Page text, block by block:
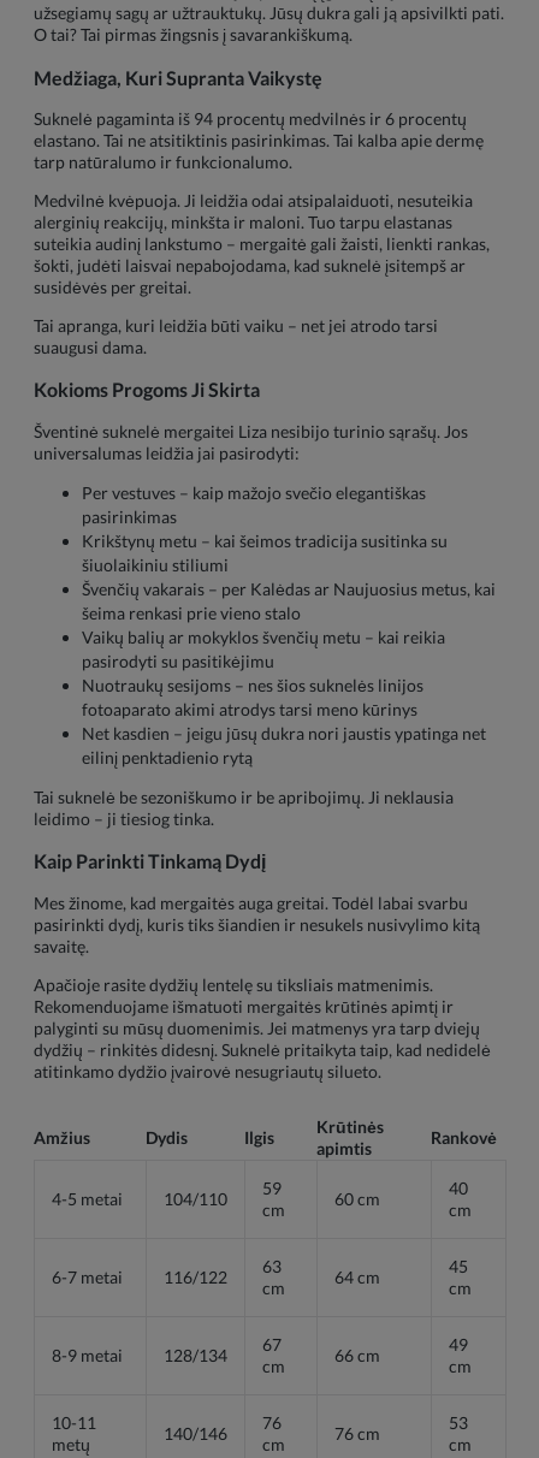
užsegiamų sagų ar užtrauktukų. Jūsų dukra gali ją apsivilkti pati.
O tai? Tai pirmas žingsnis į savarankiškumą.
Medžiaga, Kuri Supranta Vaikystę
Suknelė pagaminta iš 94 procentų medvilnės ir 6 procentų
elastano. Tai ne atsitiktinis pasirinkimas. Tai kalba apie dermę
tarp natūralumo ir funkcionalumo.
Medvilnė kvėpuoja. Ji leidžia odai atsipalaiduoti, nesuteikia
alerginių reakcijų, minkšta ir maloni. Tuo tarpu elastanas
suteikia audinį lankstumo – mergaitė gali žaisti, lienkti rankas,
šokti, judėti laisvai nepabojodama, kad suknelė įsitempš ar
susidėvės per greitai.
Tai apranga, kuri leidžia būti vaiku – net jei atrodo tarsi
suaugusi dama.
Kokioms Progoms Ji Skirta
Šventinė suknelė mergaitei Liza nesibijo turinio sąrašų. Jos
universalumas leidžia jai pasirodyti:
Per vestuves – kaip mažojo svečio elegantiškas
pasirinkimas
Krikštynų metu – kai šeimos tradicija susitinka su
šiuolaikiniu stiliumi
Švenčių vakarais – per Kalėdas ar Naujuosius metus, kai
šeima renkasi prie vieno stalo
Vaikų balių ar mokyklos švenčių metu – kai reikia
pasirodyti su pasitikėjimu
Nuotraukų sesijoms – nes šios suknelės linijos
fotoaparato akimi atrodys tarsi meno kūrinys
Net kasdien – jeigu jūsų dukra nori jaustis ypatinga net
eilinį penktadienio rytą
Tai suknelė be sezoniškumo ir be apribojimų. Ji neklausia
leidimo – ji tiesiog tinka.
Kaip Parinkti Tinkamą Dydį
Mes žinome, kad mergaitės auga greitai. Todėl labai svarbu
pasirinkti dydį, kuris tiks šiandien ir nesukels nusivylimo kitą
savaitę.
Apačioje rasite dydžių lentelę su tiksliais matmenimis.
Rekomenduojame išmatuoti mergaitės krūtinės apimtį ir
palyginti su mūsų duomenimis. Jei matmenys yra tarp dviejų
dydžių – rinkitės didesnį. Suknelė pritaikyta taip, kad nedidelė
atitinkamo dydžio įvairovė nesugriautų silueto.
Amžius Dydis Ilgis
Krūtinės
apimtis
Rankovė
4-5 metai 104/110
59
cm
60 cm
40
cm
6-7 metai 116/122
63
cm
64 cm
45
cm
8-9 metai 128/134
67
cm
66 cm
49
cm
10-11
metų
140/146
76
cm
76 cm
53
cm